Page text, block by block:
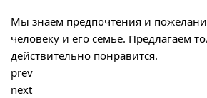
Мы знаем предпочтения и
человеку и его семье. Предлагаем
действительно понравится.
prev
next